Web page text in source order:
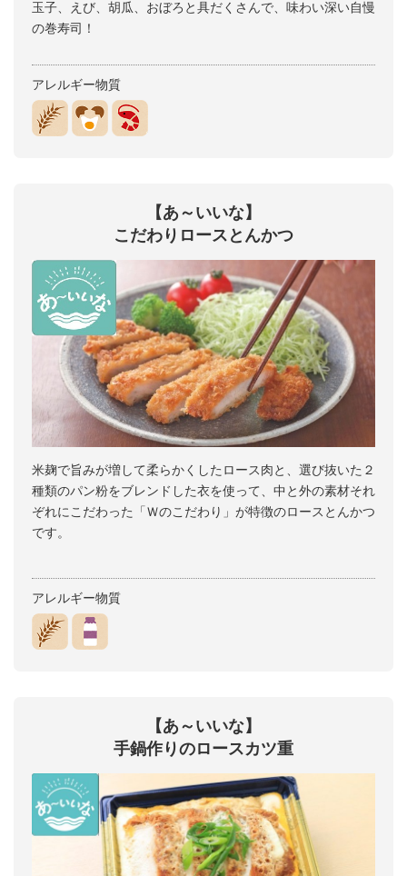
玉子、えび、胡瓜、おぼろと具だくさんで、味わい深い自慢
の巻寿司！
アレルギー物質
【あ～いいな】
こだわりロースとんかつ
米麹で旨みが増して柔らかくしたロース肉と、選び抜いた２
種類のパン粉をブレンドした衣を使って、中と外の素材それ
ぞれにこだわった「Ｗのこだわり」が特徴のロースとんかつ
です。
アレルギー物質
【あ～いいな】
手鍋作りのロースカツ重